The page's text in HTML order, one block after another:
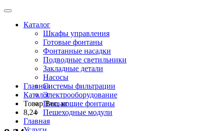
Каталог
Шкафы управления
Готовые фонтаны
Фонтанные насадки
Подводные светильники
Закладные детали
Насосы
Системы фильтрации
Электрооборудование
Плавающие фонтаны
Пешеходные модули
Главная
Главная
Каталог
Товар Вес, кг
8,24